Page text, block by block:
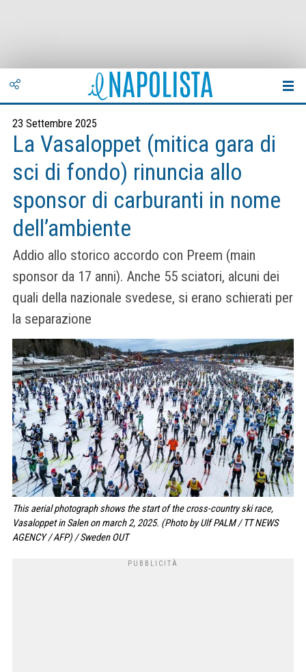
23 Settembre 2025
La Vasaloppet (mitica gara di
sci di fondo) rinuncia allo
sponsor di carburanti in nome
dell’ambiente
Addio allo storico accordo con Preem (main
sponsor da 17 anni). Anche 55 sciatori, alcuni dei
quali della nazionale svedese, si erano schierati per
la separazione
This aerial photograph shows the start of the cross-country ski race,
Vasaloppet in Salen on march 2, 2025. (Photo by Ulf PALM / TT NEWS
AGENCY / AFP) / Sweden OUT